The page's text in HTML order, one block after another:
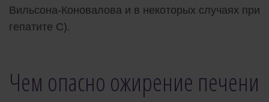
Вильсона-Коновалова и в некоторых случаях при
гепатите С).
Чем опасно ожирение печени